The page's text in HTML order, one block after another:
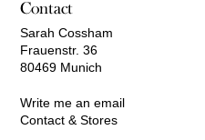
Contact
Sarah Cossham
Frauenstr. 36
80469 Munich
Write me an email
Contact & Stores